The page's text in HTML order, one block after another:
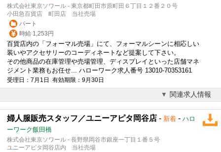
株式会社東京ソワール - 東京都町田市原町田６丁目１２番２０号
小田急百貨店 町田店 当社売場
パート
時給 1,253円
百貨店内の「フォーマル売場」にて、フォーマルシーンに相応しい
装いやアクセサリーのコーディネートなど提案して下さい。
その他商品の在庫管理や売場管理、ディスプレイといった店舗マネ
ジメント業務もお任せ... ハローワーク求人番号 13010-70353161
受理日：7月1日 有効期限：9月30日
関連求人情報
婦人服販売スタッフ／ユニーアピタ岡谷店 - 新着 - ハロ
ーワーク飯田橋
株式会社東京ソワール - 長野県岡谷市銀座一丁目１番５号
ユニーアピタ岡谷店内 当社売場